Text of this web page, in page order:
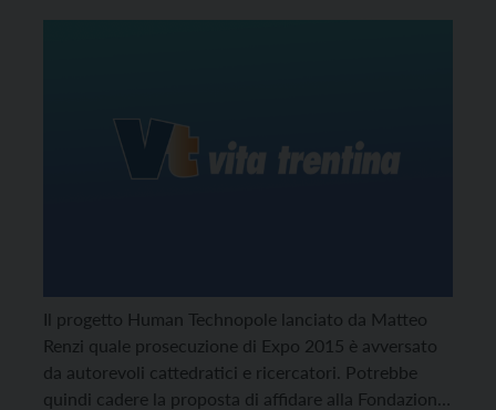
Il progetto Human Technopole lanciato da Matteo
Renzi quale prosecuzione di Expo 2015 è avversato
da autorevoli cattedratici e ricercatori. Potrebbe
quindi cadere la proposta di affidare alla Fondazione